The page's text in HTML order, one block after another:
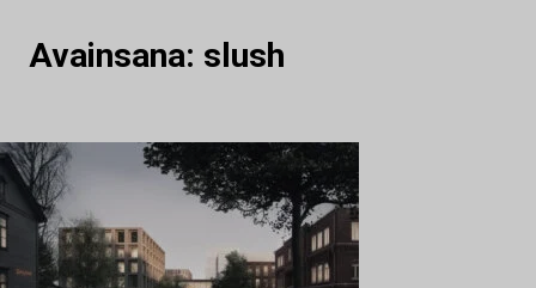
Avainsana: slush